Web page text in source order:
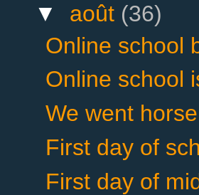
▼ août (36)
Online school
Online school
We went
First day of
First day of